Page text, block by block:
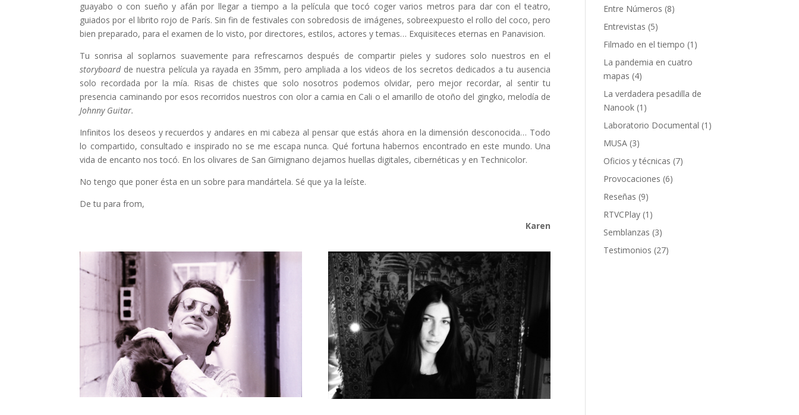
guayabo o con sueño y afán por llegar a tiempo a la película que tocó coger varios metros para dar con el teatro,
guiados por el librito rojo de París. Sin fin de festivales con sobredosis de imágenes, sobreexpuesto el rollo del coco, pero
bien preparado, para el examen de lo visto, por directores, estilos, actores y temas… Exquisiteces eternas en Panavision.
Tu sonrisa al soplarnos suavemente para refrescarnos después de compartir pieles y sudores solo nuestros en el
storyboardde nuestra película ya rayada en 35mm, pero ampliada a los videos de los secretos dedicados a tu ausencia
solo recordada por la mía. Risas de chistes que solo nosotros podemos olvidar, pero mejor recordar, al sentir tu
presencia caminando por esos recorridos nuestros con olor a camia en Cali o el amarillo de otoño del gingko, melodía de
Johnny Guitar.
Infinitos los deseos y recuerdos y andares en mi cabeza al pensar que estás ahora en la dimensión desconocida… Todo
lo compartido, consultado e inspirado no se me escapa nunca. Qué fortuna habernos encontrado en este mundo. Una
vida de encanto nos tocó. En los olivares de San Gimignano dejamos huellas digitales, cibernéticas y en Technicolor.
No tengo que poner ésta en un sobre para mandártela. Sé que ya la leíste.
De tu para from,
Karen
Entre Números (8)
Entrevistas (5)
Filmado en el tiempo (1)
La pandemia en cuatro
mapas (4)
La verdadera pesadilla de
Nanook (1)
Laboratorio Documental (1)
MUSA (3)
Oficios y técnicas (7)
Provocaciones (6)
Reseñas (9)
RTVCPlay (1)
Semblanzas (3)
Testimonios (27)